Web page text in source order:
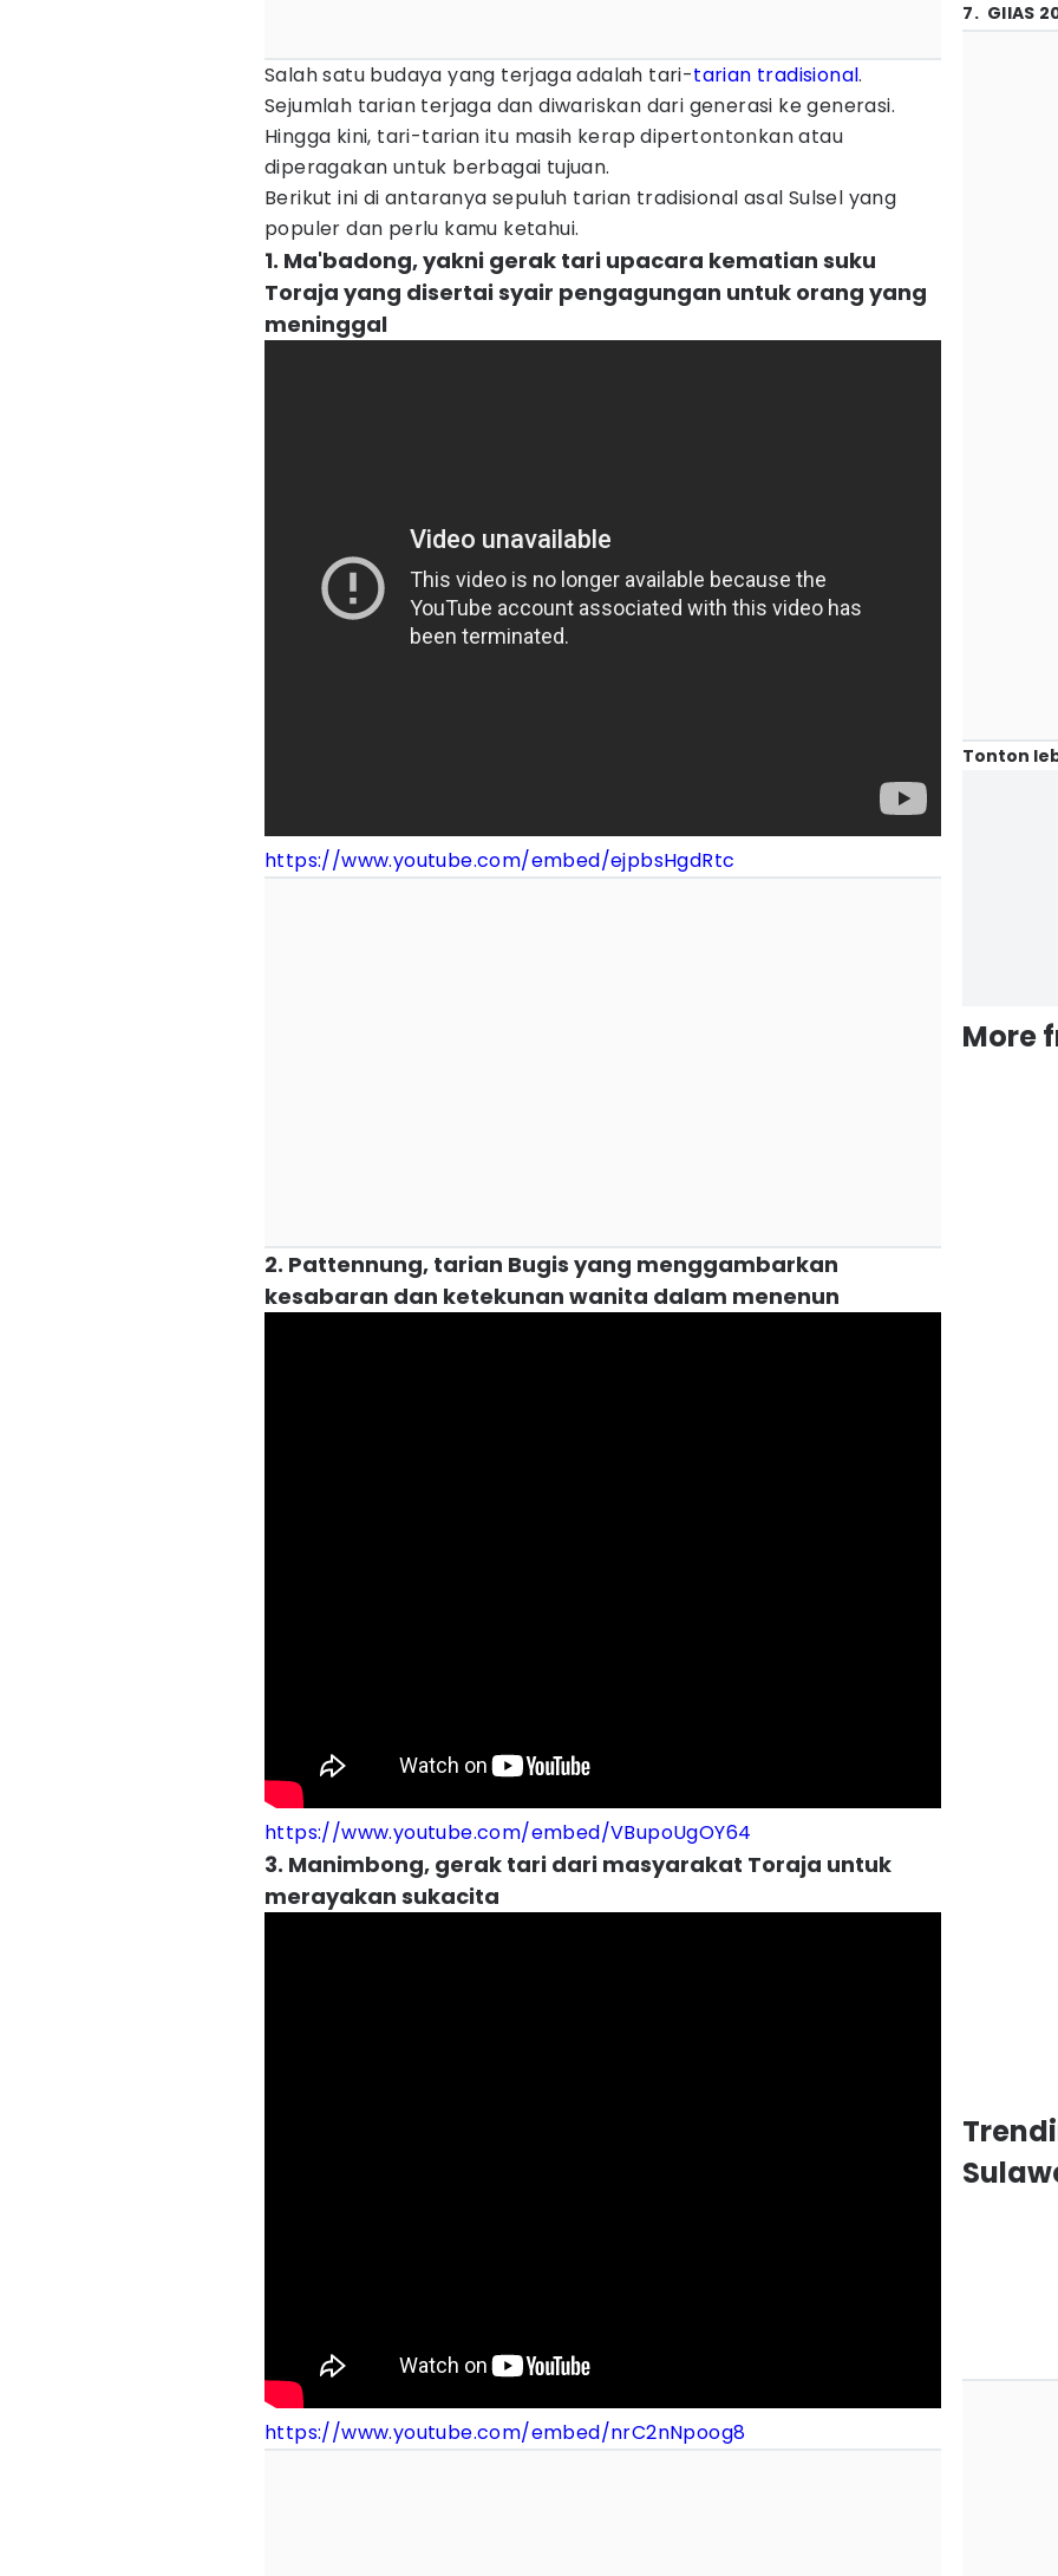
Salah satu budaya yang terjaga adalah tari-tarian tradisional.
Sejumlah tarian terjaga dan diwariskan dari generasi ke generasi.
Hingga kini, tari-tarian itu masih kerap dipertontonkan atau
diperagakan untuk berbagai tujuan.
Berikut ini di antaranya sepuluh tarian tradisional asal Sulsel yang
populer dan perlu kamu ketahui.
1. Ma'badong, yakni gerak tari upacara kematian suku
Toraja yang disertai syair pengagungan untuk orang yang
meninggal
https://www.youtube.com/embed/ejpbsHgdRtc
2. Pattennung, tarian Bugis yang menggambarkan
kesabaran dan ketekunan wanita dalam menenun
https://www.youtube.com/embed/VBupoUgOY64
3. Manimbong, gerak tari dari masyarakat Toraja untuk
merayakan sukacita
https://www.youtube.com/embed/nrC2nNpoog8
7. GIIAS
Tonton
More